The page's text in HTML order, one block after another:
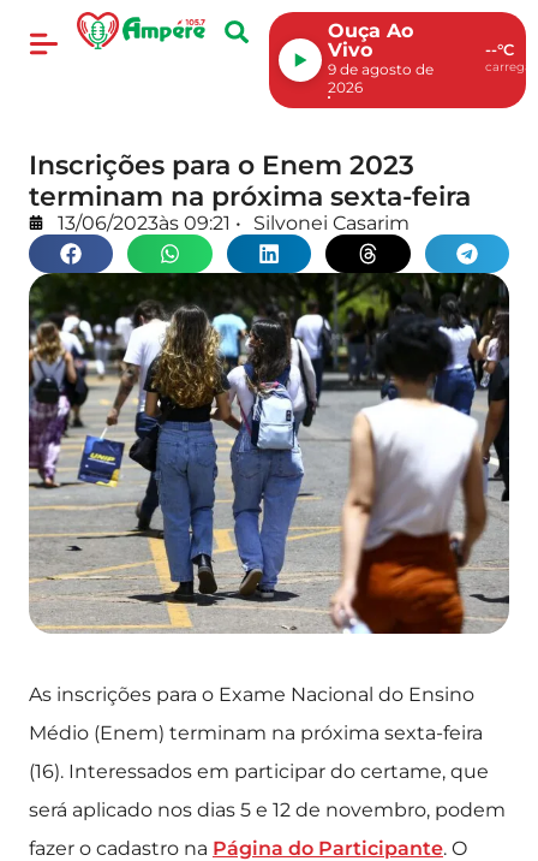
Ouça Ao
Vivo
9 de agosto de
2026
--°C
Inscrições para o Enem 2023
terminam na próxima sexta-feira
13/06/2023às 09:21 • Silvonei Casarim
As inscrições para o Exame Nacional do Ensino
Médio (Enem) terminam na próxima sexta-feira
(16). Interessados em participar do certame, que
será aplicado nos dias 5 e 12 de novembro, podem
fazer o cadastro na Página do Participante. O